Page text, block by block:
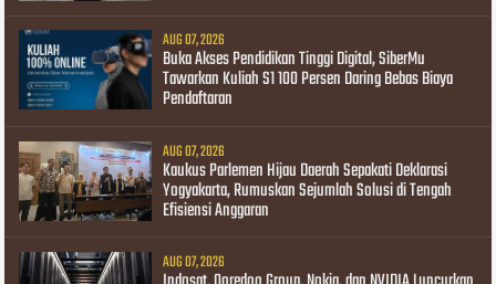
AUG 07, 2026
Buka Akses Pendidikan Tinggi Digital, SiberMu
Tawarkan Kuliah S1 100 Persen Daring Bebas Biaya
Pendaftaran
AUG 07, 2026
Kaukus Parlemen Hijau Daerah Sepakati Deklarasi
Yogyakarta, Rumuskan Sejumlah Solusi di Tengah
Efisiensi Anggaran
AUG 07, 2026